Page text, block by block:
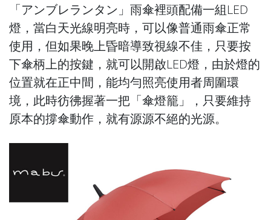
「アンブレランタン」雨傘裡頭配備一組LED
燈，當白天光線明亮時，可以像普通雨傘正常
使用，但如果晚上昏暗導致視線不佳，只要按
下傘柄上的按鍵，就可以開啟LED燈，由於燈的
位置就在正中間，能均勻照亮使用者周圍環
境，此時彷彿握著一把「傘燈籠」，只要維持
原本的撐傘動作，就有源源不絕的光源。